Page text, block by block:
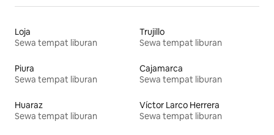
Loja
Sewa tempat liburan
Trujillo
Sewa tempat liburan
Piura
Sewa tempat liburan
Cajamarca
Sewa tempat liburan
Huaraz
Sewa tempat liburan
Víctor Larco Herrera
Sewa tempat liburan